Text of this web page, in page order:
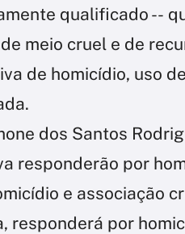
qualificado --
meio cruel e de
de homicídio, uso
dos Santos
responderão por
e associação
responderá por